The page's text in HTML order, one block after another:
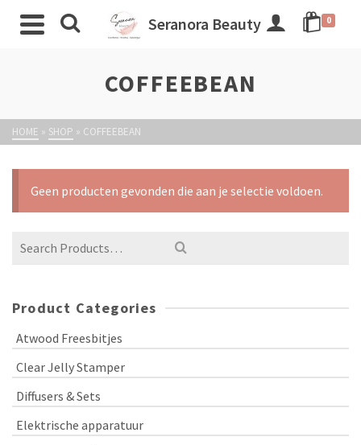
Seranora Beauty 0
COFFEEBEAN
HOME » SHOP » COFFEEBEAN
Geen producten gevonden die aan je selectie voldoen.
Product Categories
Atwood Freesbitjes
Clear Jelly Stamper
Diffusers & Sets
Elektrische apparatuur